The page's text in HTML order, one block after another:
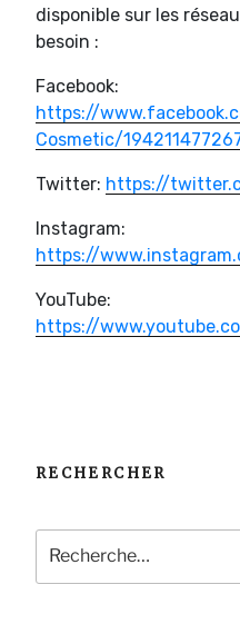
disponible sur les
besoin :
Facebook:
https://
Cosmetic/
Twitter: https://
Instagram:
https://
YouTube:
https://
RECHERCHER
Recherche
pour
: